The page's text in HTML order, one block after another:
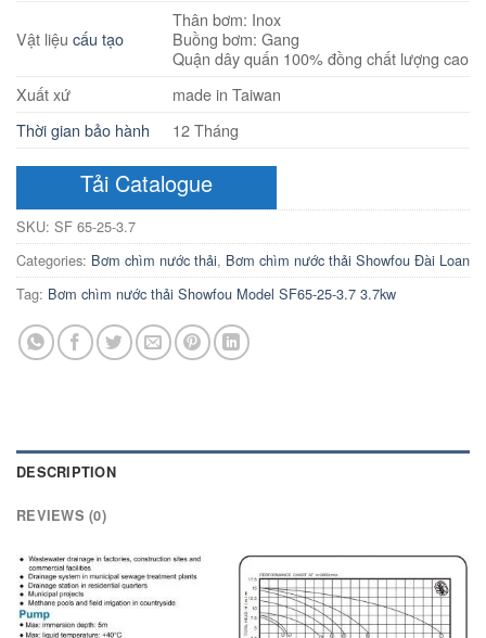
Vật liệu cấu tạo
Thân bơm: Inox
Buồng bơm: Gang
Quận dây quấn 100% đồng chất lượng cao
Xuất xứ
made in Taiwan
Thời gian bảo hành
12 Tháng
Tải Catalogue
SKU: SF 65-25-3.7
Categories: Bơm chìm nước thải, Bơm chìm nước thải Showfou Đài Loan
Tag: Bơm chìm nước thải Showfou Model SF65-25-3.7 3.7kw
DESCRIPTION
REVIEWS (0)